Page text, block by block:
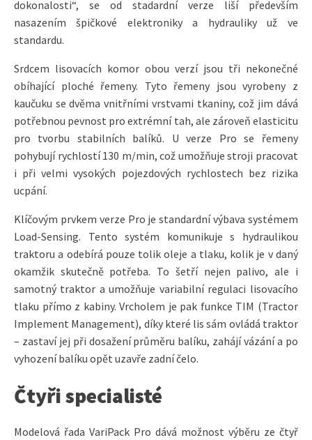
dokonalosti“, se od stadardní verze liší především
nasazením špičkové elektroniky a hydrauliky už ve
standardu.
Srdcem lisovacích komor obou verzí jsou tři nekonečné
obíhající ploché řemeny. Tyto řemeny jsou vyrobeny z
kaučuku se dvěma vnitřními vrstvami tkaniny, což jim dává
potřebnou pevnost pro extrémní tah, ale zároveň elasticitu
pro tvorbu stabilních balíků. U verze Pro se řemeny
pohybují rychlostí 130 m/min, což umožňuje stroji pracovat
i při velmi vysokých pojezdových rychlostech bez rizika
ucpání.
Klíčovým prvkem verze Pro je standardní výbava systémem
Load-Sensing. Tento systém komunikuje s hydraulikou
traktoru a odebírá pouze tolik oleje a tlaku, kolik je v daný
okamžik skutečně potřeba. To šetří nejen palivo, ale i
samotný traktor a umožňuje variabilní regulaci lisovacího
tlaku přímo z kabiny. Vrcholem je pak funkce TIM (Tractor
Implement Management), díky které lis sám ovládá traktor
– zastaví jej při dosažení průměru balíku, zahájí vázání a po
vyhození balíku opět uzavře zadní čelo.
Čtyři specialisté
Modelová řada VariPack Pro dává možnost výběru ze čtyř